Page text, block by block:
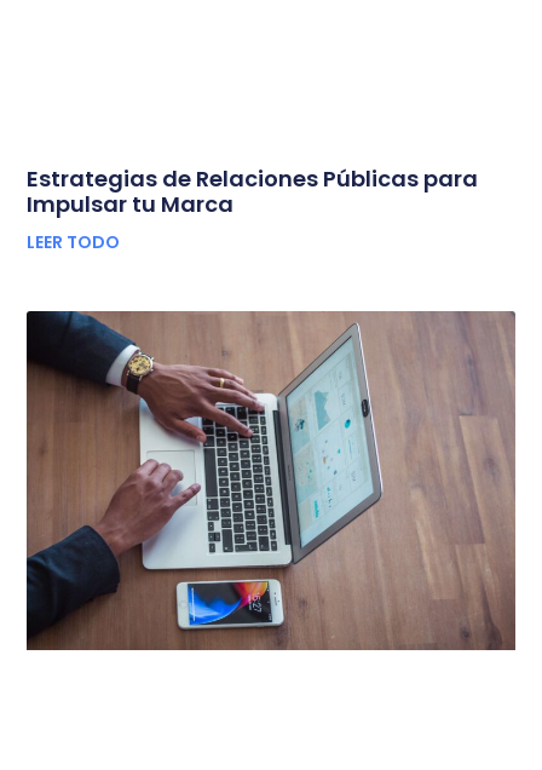
Estrategias de Relaciones Públicas para
Impulsar tu Marca
LEER TODO